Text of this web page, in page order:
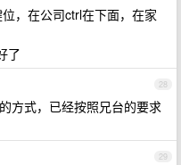
，在公司ctrl在下面，在家
了
28
方式，已经按照兄台的要求
29